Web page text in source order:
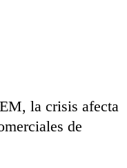
la crisis afecta
de